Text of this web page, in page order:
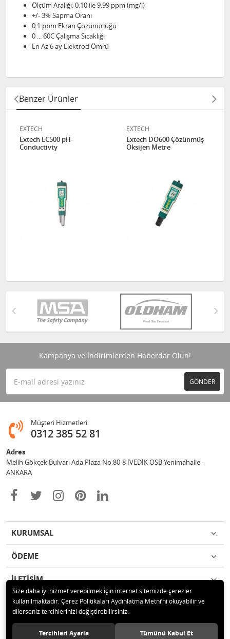
Ölçüm Aralığı: 0.10 ile 9.99 ppm (mg/l)
+/- 3% Sapma Oranı
0.1 ppm Ekran Çözünürlüğü
0 ... 60C Çalışma Sıcaklığı
En Az 6 ay Elektrod Ömrü
Benzer Ürünler
EXTECH
Extech EC500 pH-
Conductivty
EXTECH
Extech DO600 Çözünmüş
Oksijen Metre
Kampanya ve İndirimlerden Haberdar Olun!
GÖNDER
Müşteri Hizmetleri
0312 385 52 81
Adres
Melih Gökçek Bulvarı Ada Plaza No:80-8 İVEDİK OSB Yenimahalle -
ANKARA
KURUMSAL
ÖDEME
İLETİŞİM
© 2020 ESA ÖLÇÜM VE TEST CİHAZLARI ELEKTRONİK SAN TİC LTD ŞTİ
Tüm hakları saklıdır.
Size daha iyi hizmet verebilmek için internet sitemizde çerezler
kullanılmaktadır. Çerez Politikaları Aydınlatma Metni’ni okuyabilir ve
dilerseniz tercihlerinizi değiştirebilirsiniz.
Tercihleri Ayarla Tümünü Kabul Et